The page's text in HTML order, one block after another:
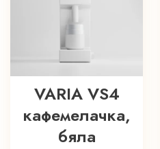
VARIA VS4
кафемелачка,
бяла